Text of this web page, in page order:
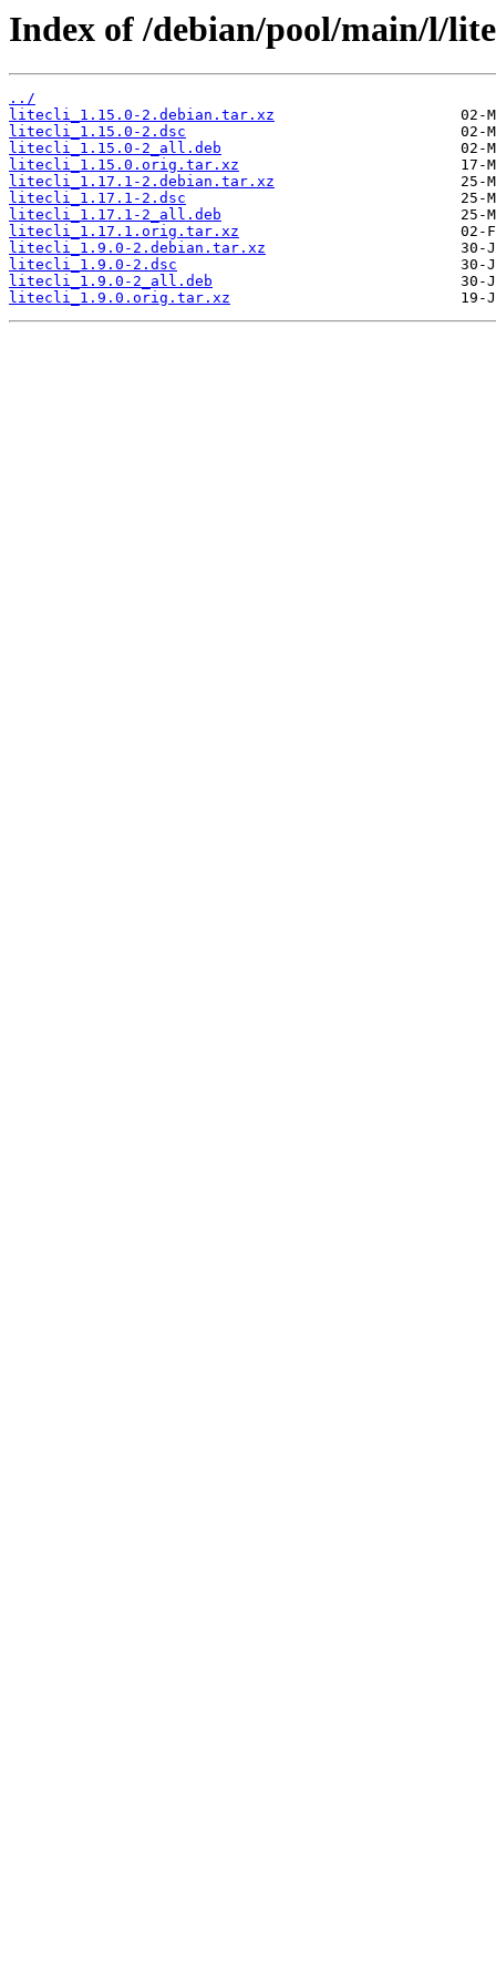
Index of /debian/pool/main/l/
../
litecli_1.15.0-2.debian.tar.xz
litecli_1.15.0-2.dsc
litecli_1.15.0-2_all.deb
litecli_1.15.0.orig.tar.xz
litecli_1.17.1-2.debian.tar.xz
litecli_1.17.1-2.dsc
litecli_1.17.1-2_all.deb
litecli_1.17.1.orig.tar.xz
litecli_1.9.0-2.debian.tar.xz
litecli_1.9.0-2.dsc
litecli_1.9.0-2_all.deb
litecli_1.9.0.orig.tar.xz